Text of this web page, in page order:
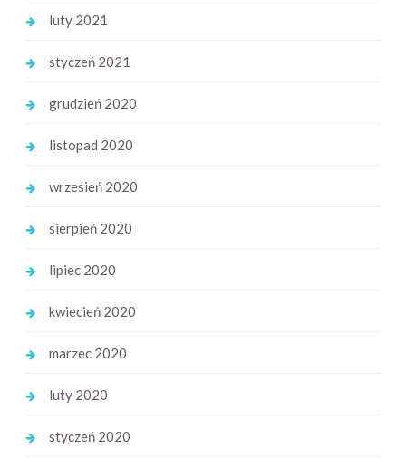
luty 2021
styczeń 2021
grudzień 2020
listopad 2020
wrzesień 2020
sierpień 2020
lipiec 2020
kwiecień 2020
marzec 2020
luty 2020
styczeń 2020